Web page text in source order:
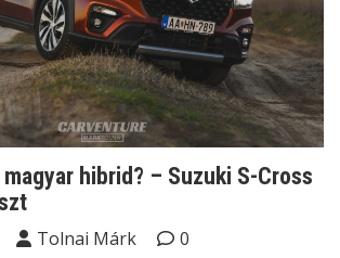
hibrid? – Suzuki S-Cross
Tolnai Márk
0